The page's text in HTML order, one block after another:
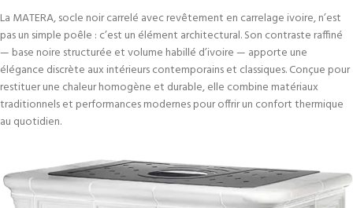
La MATERA, socle noir carrelé avec revêtement en carrelage ivoire, n’est
pas un simple poêle : c’est un élément architectural. Son contraste raffiné
— base noire structurée et volume habillé d’ivoire — apporte une
élégance discrète aux intérieurs contemporains et classiques. Conçue pour
restituer une chaleur homogène et durable, elle combine matériaux
traditionnels et performances modernes pour offrir un confort thermique
au quotidien.